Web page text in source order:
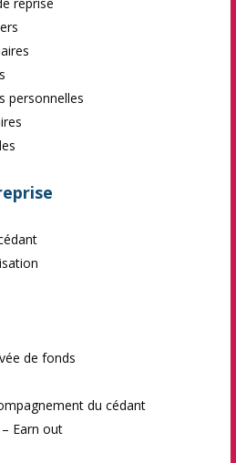
personnelles
de fonds
du cédant
Earn out